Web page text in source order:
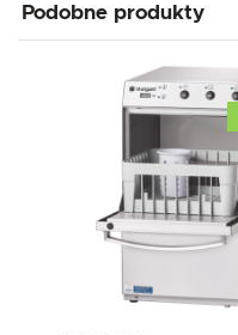
Podobne produkty